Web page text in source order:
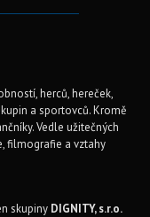
herců, hereček,
a sportovců. Kromě
Vedle užitečných
filmografie a vztahy
skupiny DIGNITY, s.r.o.